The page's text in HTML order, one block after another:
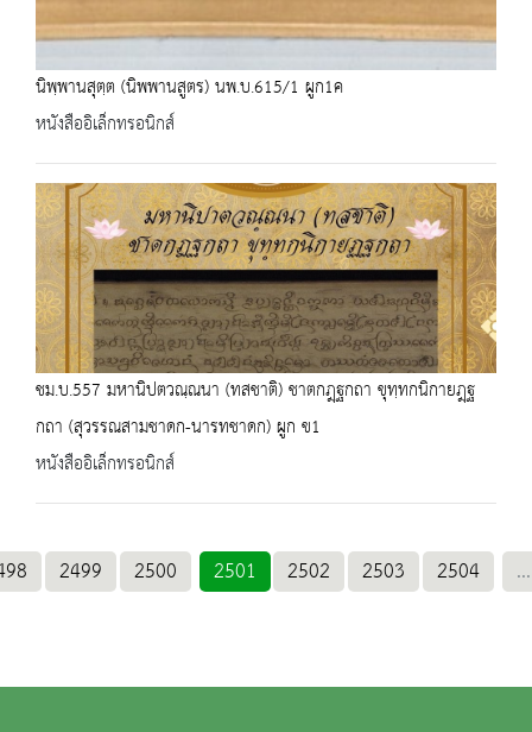
นิพฺพานสุตฺต (นิพพานสูตร) นพ.บ.615/1 ผูก1ค
หนังสืออิเล็กทรอนิกส์
ชม.บ.557 มหานิปตวณฺณนา (ทสชาติ) ชาตกฎฺฐกถา ขุทฺทกนิกายฎฺฐ
กถา (สุวรรณสามชาดก-นารทชาดก) ผูก ข1
หนังสืออิเล็กทรอนิกส์
2499 2500 2501 2502 2503 2504 ...